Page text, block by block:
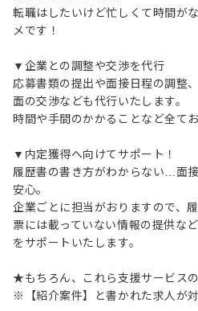
転職はしたいけど忙しくて時間が
メです！
▼企業との調整や交渉を代行
応募書類の提出や面接日程の調整
面の交渉なども代行いたします。
時間や手間のかかることなど全て
▼内定獲得へ向けてサポート！
履歴書の書き方がわからない…面
安心。
企業ごとに担当がおりますので、
票には載っていない情報の提供な
をサポートいたします。
★もちろん、これら支援サービス
※【紹介案件】と書かれた求人が対